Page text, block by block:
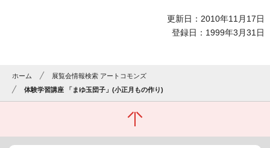
更新日：2010年11月17日
登録日：1999年3月31日
ホーム
展覧会情報検索 アートコモンズ
体験学習講座 「まゆ玉団子」(小正月もの作り)